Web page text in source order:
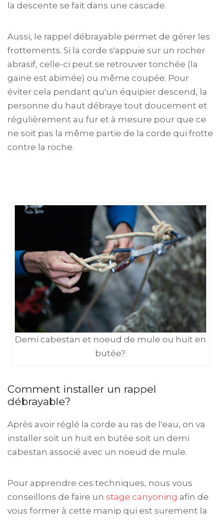
la descente se fait dans une cascade.
Aussi, le rappel débrayable permet de gérer les
frottements. Si la corde s'appuie sur un rocher
abrasif, celle-ci peut se retrouver tonchée (la
gaine est abimée) ou même coupée. Pour
éviter cela pendant qu'un équipier descend, la
personne du haut débraye tout doucement et
régulièrement au fur et à mesure pour que ce
ne soit pas la même partie de la corde qui frotte
contre la roche.
Demi cabestan et noeud de mule ou huit en
butée?
Comment installer un rappel
débrayable?
Après avoir réglé la corde au ras de l'eau, on va
installer soit un huit en butée soit un demi
cabestan associé avec un noeud de mule.
Pour apprendre ces techniques, nous vous
conseillons de faire un stage canyoning afin de
vous former à cette manip qui est surement la